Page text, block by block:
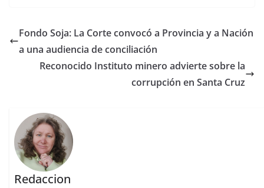
Fondo Soja: La Corte convocó a Provincia y a Nación
a una audiencia de conciliación
Reconocido Instituto minero advierte sobre la
corrupción en Santa Cruz
Redaccion